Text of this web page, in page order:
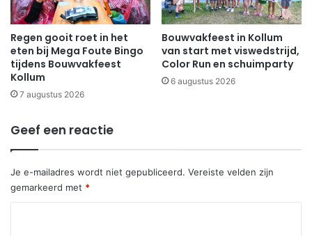
Regen gooit roet in het
eten bij Mega Foute Bingo
tijdens Bouwvakfeest
Kollum
7 augustus 2026
Bouwvakfeest in Kollum
van start met viswedstrijd,
Color Run en schuimparty
6 augustus 2026
Geef een reactie
Je e-mailadres wordt niet gepubliceerd. Vereiste velden zijn
gemarkeerd met *